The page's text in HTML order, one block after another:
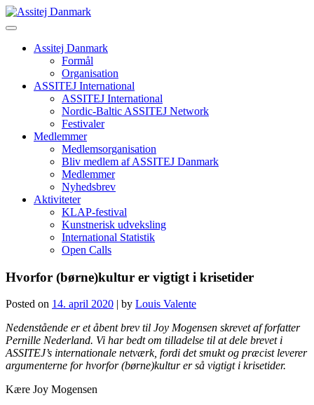
Skip
to
Assitej Danmark
Formål
Organisation
ASSITEJ International
ASSITEJ International
Nordic-Baltic ASSITEJ Network
Festivaler
Medlemmer
Medlemsorganisation
Bliv medlem af ASSITEJ Danmark
Medlemmer
Nyhedsbrev
Aktiviteter
KLAP-festival
Kunstnerisk udveksling
International Statistik
Open Calls
Hvorfor (børne)kultur er vigtigt i krisetider
Posted on 14. april 2020 | by Louis Valente
Nedenstående er et åbent brev til Joy Mogensen skrevet af forfatter
Pernille Nederland. Vi har bedt om tilladelse til at dele brevet i
ASSITEJ’s internationale netværk, fordi det smukt og præcist leverer
argumenterne for hvorfor (børne)kultur er så vigtigt i krisetider.
Kære Joy Mogensen